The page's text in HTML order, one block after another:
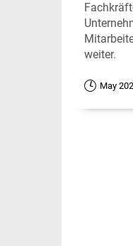
weiter.
May